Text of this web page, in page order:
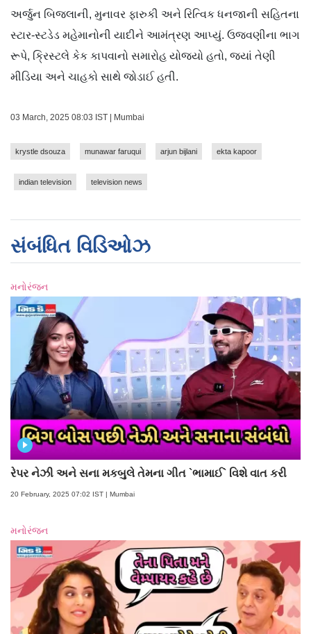
અર્જુન બિજલાની, મુનાવર ફારુકી અને રિત્વિક ધનજાની સહિતના
સ્ટાર-સ્ટડેડ મહેમાનોની યાદીને આમંત્રણ આપ્યું. ઉજવણીના ભાગ
રૂપે, ક્રિસ્ટલે કેક કાપવાનો સમારોહ યોજ્યો હતો, જ્યાં તેણી
મીડિયા અને ચાહકો સાથે જોડાઈ હતી.
03 March, 2025 08:03 IST | Mumbai
krystle dsouza munawar faruqui arjun bijlani ekta kapoor
indian television television news
સંબંધિત વિડિઓઝ
મનોરંજન
રેપર નેઝી અને સના મકબુલે તેમના ગીત `ભામાઈ` વિશે વાત કરી
20 February, 2025 07:02 IST | Mumbai
મનોરંજન